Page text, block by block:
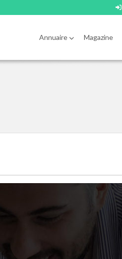
Annuaire Magazine